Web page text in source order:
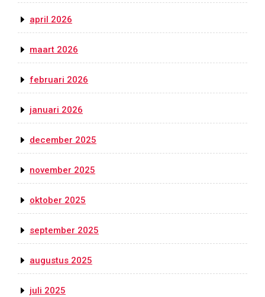
april 2026
maart 2026
februari 2026
januari 2026
december 2025
november 2025
oktober 2025
september 2025
augustus 2025
juli 2025